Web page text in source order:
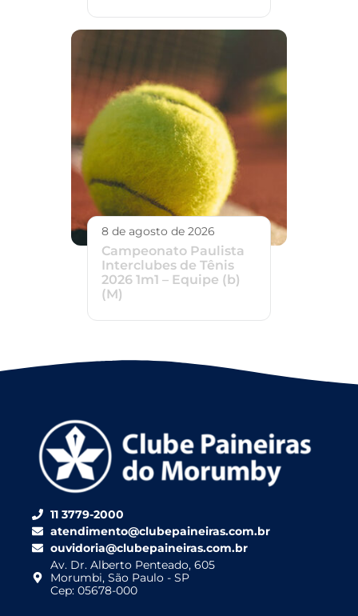
8 de agosto de 2026
Campeonato Paulista
Interclubes de Tênis
2026 1m1 – Equipe (b)
(M)
11 3779-2000
atendimento@clubepaineiras.com.br
ouvidoria@clubepaineiras.com.br
Av. Dr. Alberto Penteado, 605
Morumbi, São Paulo - SP
Cep: 05678-000